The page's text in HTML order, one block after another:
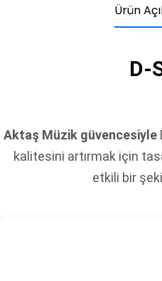
Ürün
D-
Aktaş Müzik güvencesiyle
kalitesini artırmak için
etkili bir